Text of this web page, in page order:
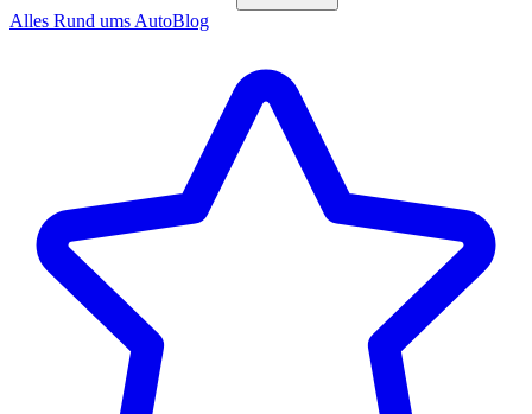
Alles Rund ums AutoBlog